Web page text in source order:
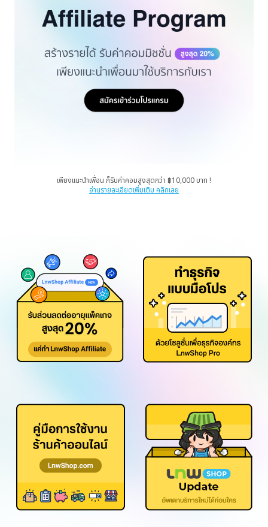
เพียงแนะนำเพื่อน ก็รับค่าคอมสูงสุดกว่า ฿10,000 บาท !
อ่านรายละเอียดเพิ่มเติม คลิกเลย